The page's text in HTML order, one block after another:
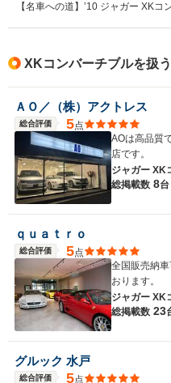
【名車への道】’10 ジャガー XKコ
XKコンバーチブルを扱
ＡＯ／（株）アクトレス
総合評価 5点
AOは高品質
店です。
ジャガー XK
総掲載数 8台
ｑｕａｔｒｏ
総合評価 5点
全国販売納
おります。
ジャガー XK
総掲載数 23
グルック 水戸
総合評価 5点